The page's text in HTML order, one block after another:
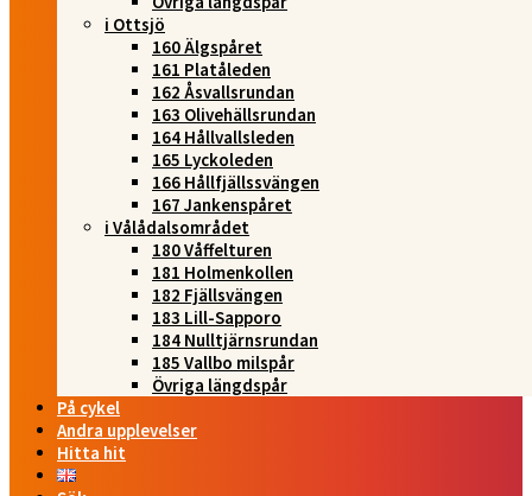
i Ottsjö
160 Älgspåret
161 Platåleden
162 Åsvallsrundan
163 Olivehällsrundan
164 Hållvallsleden
165 Lyckoleden
166 Hållfjällssvängen
167 Jankenspåret
i Vålådalsområdet
180 Våffelturen
181 Holmenkollen
182 Fjällsvängen
183 Lill-Sapporo
184 Nulltjärnsrundan
185 Vallbo milspår
Övriga längdspår
På cykel
Andra upplevelser
Hitta hit